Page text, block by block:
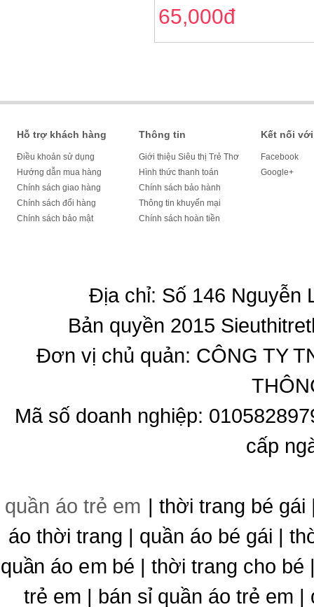
65,000đ
Hỗ trợ khách hàng
Điều khoản sử dụng
Hướng dẫn mua hàng
Chính sách giao hàng
Chính sách đổi hàng
Chính sách bảo mật
Thông tin
Giới thiệu Siêu thị Trẻ Thơ
Hình thức thanh toán
Chính sách bảo hành
Thông tin khuyến mại
Chính sách hoàn tiền
Kết nối
Facebook
Google+
Địa chỉ: Số 146 Nguyễn
Bản quyền 2015
Đơn vị chủ quản: CÔNG TY
Mã số doanh nghiệp:
cấp
quần áo trẻ em | thời trang bé gái
áo thời trang | quần áo bé gái |
quần áo em bé | thời trang cho
trẻ em | bán sỉ quần áo trẻ em